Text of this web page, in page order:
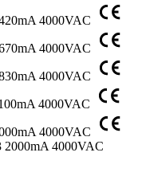
4000VAC
4000VAC
4000VAC
4000VAC
4000VAC
2000mA 4000VAC